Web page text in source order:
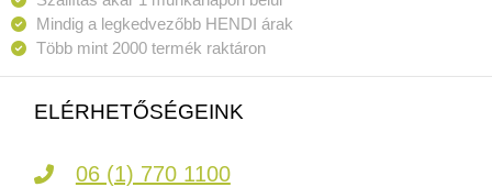
Mindig a legkedvezőbb HENDI árak
Több mint 2000 termék raktáron
ELÉRHETŐSÉGEINK
06 (1) 770 1100